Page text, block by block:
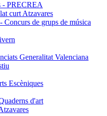
- PRECREA
curt Atzavares
de grups de música
Generalitat Valenciana
Escèniques
d'art